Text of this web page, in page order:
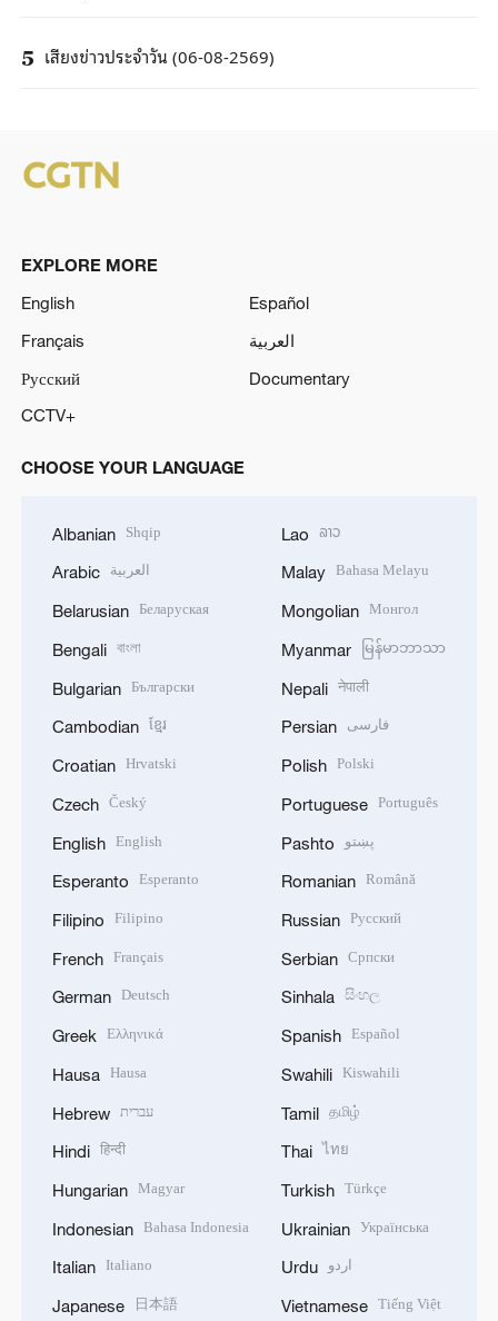
5 เสียงข่าวประจำวัน (06-08-2569)
EXPLORE MORE
English
Español
Français
العربية
Русский
Documentary
CCTV+
CHOOSE YOUR LANGUAGE
Albanian Shqip
Arabic العربية
Belarusian Беларуская
Bengali বাংলা
Bulgarian Български
Cambodian ខ្មែរ
Croatian Hrvatski
Czech Český
English English
Esperanto Esperanto
Filipino Filipino
French Français
German Deutsch
Greek Ελληνικά
Hausa Hausa
Hebrew עברית
Hindi हिन्दी
Hungarian Magyar
Indonesian Bahasa Indonesia
Italian Italiano
Japanese 日本語
Lao ລາວ
Malay Bahasa Melayu
Mongolian Монгол
Myanmar မြန်မာဘာသာ
Nepali नेपाली
Persian فارسی
Polish Polski
Portuguese Português
Pashto پښتو
Romanian Română
Russian Русский
Serbian Српски
Sinhala සිංහල
Spanish Español
Swahili Kiswahili
Tamil தமிழ்
Thai ไทย
Turkish Türkçe
Ukrainian Українська
Urdu اردو
Vietnamese Tiếng Việt